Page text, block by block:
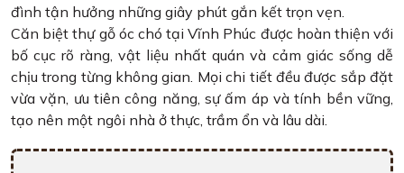
đình tận hưởng những giây phút gắn kết trọn vẹn.
Căn biệt thự gỗ óc chó tại Vĩnh Phúc được hoàn thiện với
bố cục rõ ràng, vật liệu nhất quán và cảm giác sống dễ
chịu trong từng không gian. Mọi chi tiết đều được sắp đặt
vừa vặn, ưu tiên công năng, sự ấm áp và tính bền vững,
tạo nên một ngôi nhà ở thực, trầm ổn và lâu dài.